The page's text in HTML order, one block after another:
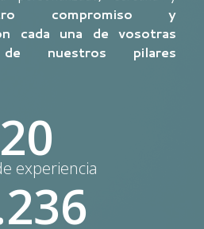
compromiso y
cada una de vosotras
nuestros pilares
20
experiencia